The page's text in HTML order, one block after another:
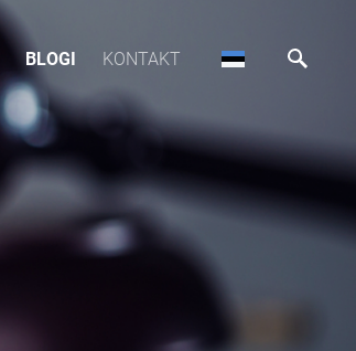
BLOGI KONTAKT